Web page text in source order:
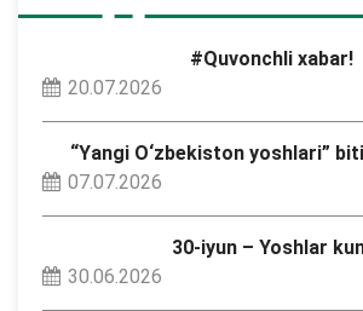
#Quvonchli xabar!
20.07.2026
“Yangi O‘zbekiston yoshlari”
07.07.2026
30-iyun – Yoshlar
30.06.2026